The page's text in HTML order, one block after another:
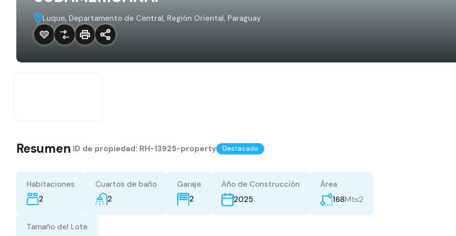
Luque, Departamento de Central, Región Oriental, Paraguay
Resumen ID de propiedad: RH-13925-property Destacado
Habitaciones
2
Cuartos de baño
2
Garaje
2
Año de Construcción
2025
Área
168Mts2
Tamaño del Lote